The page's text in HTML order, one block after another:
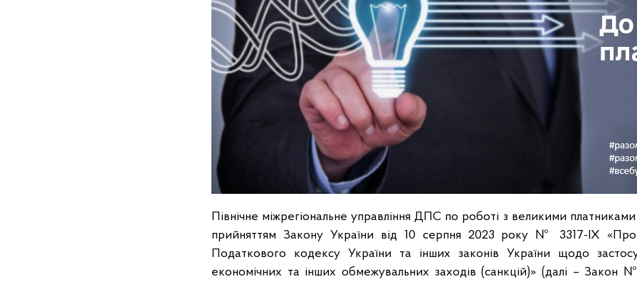
Північне міжрегіональне управління ДПС по роботі з великими платниками
прийняттям Закону України від 10 серпня 2023 року № 3317-IX
Податкового кодексу України та інших законів України щодо
економічних та інших обмежувальних заходів (санкцій)» (далі – Закон